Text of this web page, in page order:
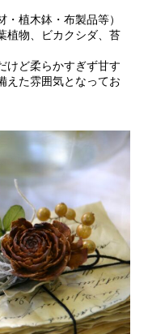
植木鉢・布製品等）
植物、ビカクシダ、苔
けど柔らかすぎず甘す
えた雰囲気となってお